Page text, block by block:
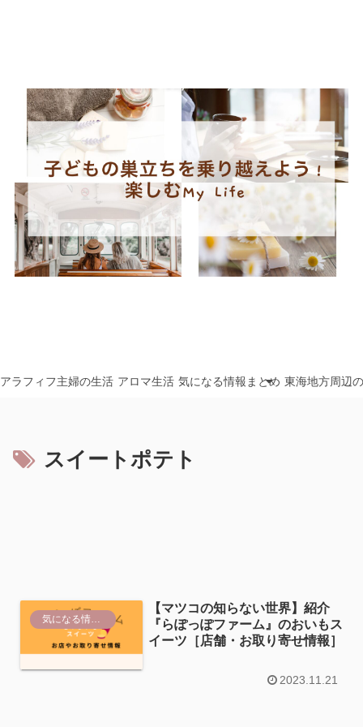
アラフィフ主婦の生活 アロマ生活 気になる情報まとめ 東海地方周辺
スイートポテト
気になる情報まとめ
【マツコの知らない世界】紹介
『らぽっぽファーム』のおいもス
イーツ［店舗・お取り寄せ情報］
2023.11.21